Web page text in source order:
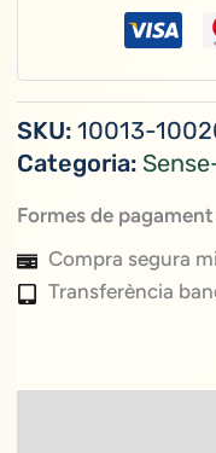
SKU:10013-
Categoria:
Formes de
Compra segura
Transferència